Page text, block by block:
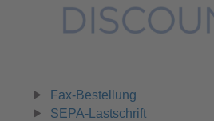
Fax-Bestellung
SEPA-Lastschrift